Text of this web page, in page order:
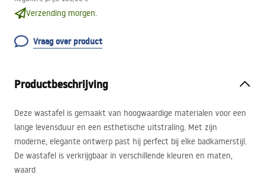
Verzending morgen.
Vraag over product
Productbeschrijving
Deze wastafel is gemaakt van hoogwaardige materialen voor een
lange levensduur en een esthetische uitstraling. Met zijn
moderne, elegante ontwerp past hij perfect bij elke badkamerstijl.
De wastafel is verkrijgbaar in verschillende kleuren en maten,
waard